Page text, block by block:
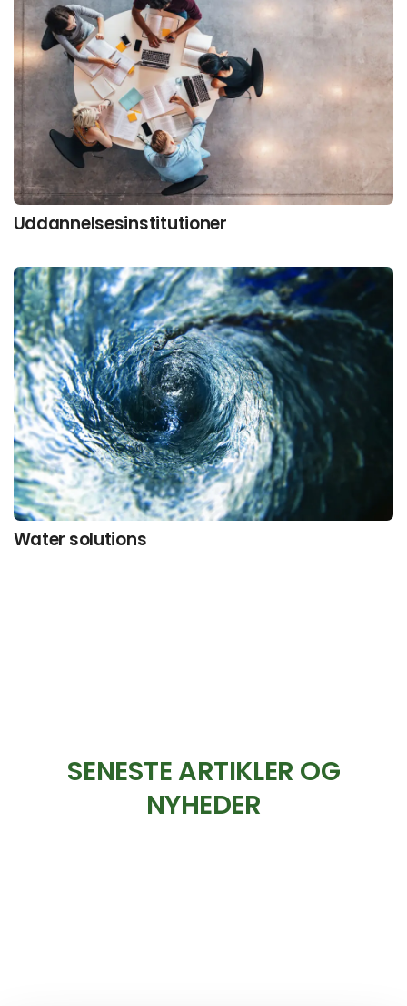
Uddannelsesinstitutioner
Water solutions
SENESTE ARTIKLER OG
NYHEDER